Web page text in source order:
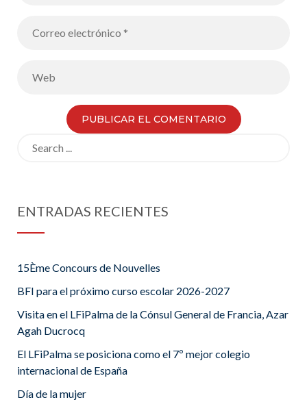
ENTRADAS RECIENTES
15Ème Concours de Nouvelles
BFI para el próximo curso escolar 2026-2027
Visita en el LFiPalma de la Cónsul General de Francia, Azar
Agah Ducrocq
El LFiPalma se posiciona como el 7º mejor colegio
internacional de España
Día de la mujer